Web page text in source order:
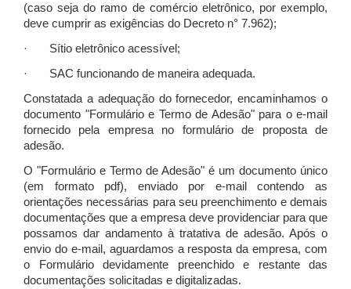
(caso seja do ramo de comércio eletrônico, por exemplo,
deve cumprir as exigências do Decreto n° 7.962);
· Sítio eletrônico acessível;
· SAC funcionando de maneira adequada.
Constatada a adequação do fornecedor, encaminhamos o
documento "Formulário e Termo de Adesão" para o e-mail
fornecido pela empresa no formulário de proposta de
adesão.
O "Formulário e Termo de Adesão" é um documento único
(em formato pdf), enviado por e-mail contendo as
orientações necessárias para seu preenchimento e demais
documentações que a empresa deve providenciar para que
possamos dar andamento à tratativa de adesão. Após o
envio do e-mail, aguardamos a resposta da empresa, com
o Formulário devidamente preenchido e restante das
documentações solicitadas e digitalizadas.